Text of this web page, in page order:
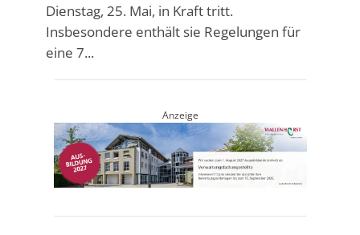
Dienstag, 25. Mai, in Kraft tritt.
Insbesondere enthält sie Regelungen für
eine 7...
Anzeige